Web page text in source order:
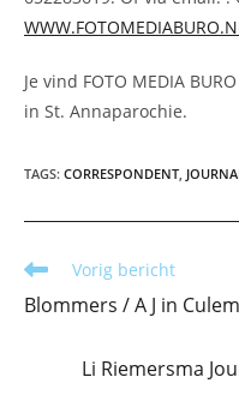
Je vind FOTO MEDIA
in St. Annaparochie.
TAGS: CORRESPONDENT
Lees
artikelen
Vorig bericht
Blommers / A J in
Li Riemersma